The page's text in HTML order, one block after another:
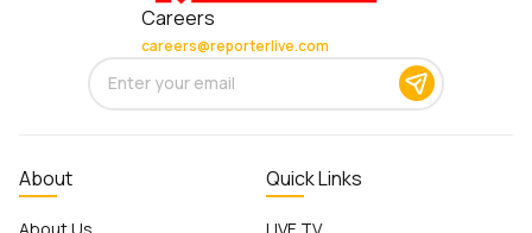
Careers
careers@reporterlive.com
About Quick Links